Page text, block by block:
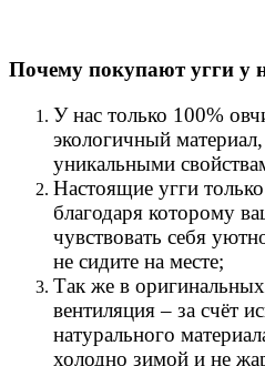
Почему покупают угги у
У нас только 100%
экологичный
уникальными
Настоящие угги
благодаря которому
чувствовать себя
не сидите на месте;
Так же в оригинальных
вентиляция – за счёт
натурального
холодно зимой и не